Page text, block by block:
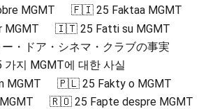
MGMT
🇫🇮 25 Faktaa MGMT
🇮🇹 25 Fatti su MGMT
・ドア・シネマ・クラブの事実
지 MGMT에 대한 사실
MGMT
🇵🇱 25 Fakty o MGMT
🇷🇴 25 Fapte despre MGMT